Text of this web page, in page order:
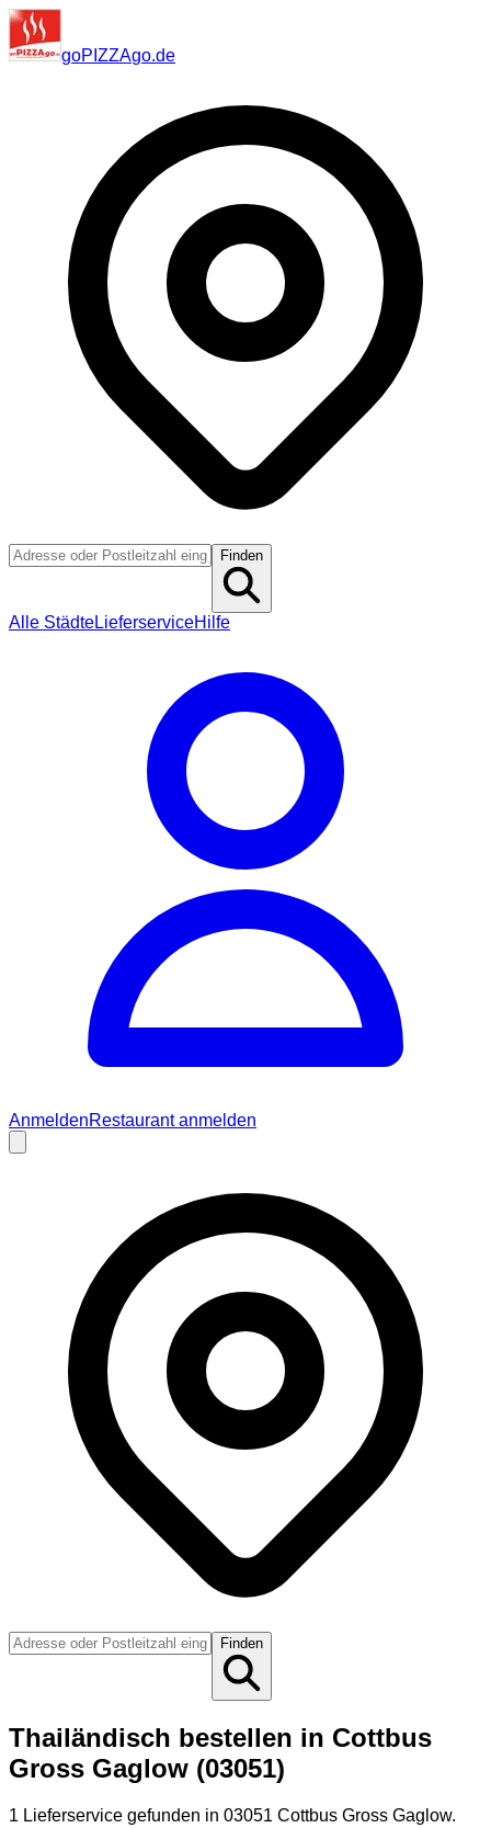
goPIZZAgo.de
Finden
Alle StädteLieferserviceHilfe
AnmeldenRestaurant anmelden
Finden
Thailändisch bestellen in Cottbus
Gross Gaglow (03051)
1 Lieferservice gefunden in 03051 Cottbus Gross Gaglow.